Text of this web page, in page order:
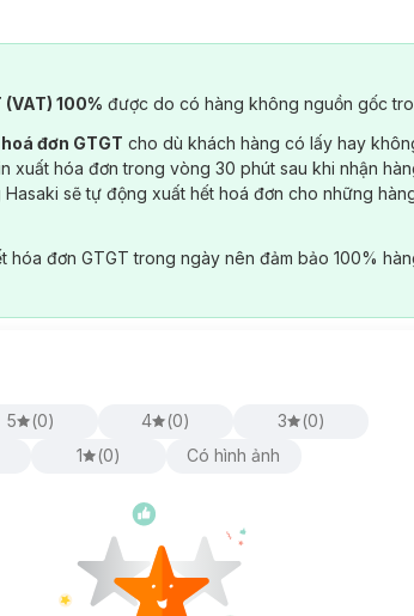
100% được do có hàng không nguồn gốc
đơn GTGT cho dù khách hàng có lấy hay
xuất hóa đơn trong vòng 30 phút sau khi nhận
sẽ tự động xuất hết hoá đơn cho những
hóa đơn GTGT trong ngày nên đảm bảo 100%
5 (0) 4 (0) 3 (0)
1 (0) Có hình ảnh